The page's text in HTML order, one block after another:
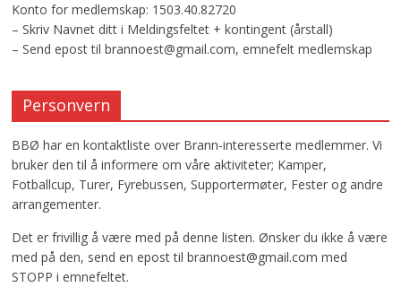
Konto for medlemskap: 1503.40.82720
– Skriv Navnet ditt i Meldingsfeltet + kontingent (årstall)
– Send epost til brannoest@gmail.com, emnefelt medlemskap
Personvern
BBØ har en kontaktliste over Brann-interesserte medlemmer. Vi
bruker den til å informere om våre aktiviteter; Kamper,
Fotballcup, Turer, Fyrebussen, Supportermøter, Fester og andre
arrangementer.
Det er frivillig å være med på denne listen. Ønsker du ikke å være
med på den, send en epost til brannoest@gmail.com med
STOPP i emnefeltet.